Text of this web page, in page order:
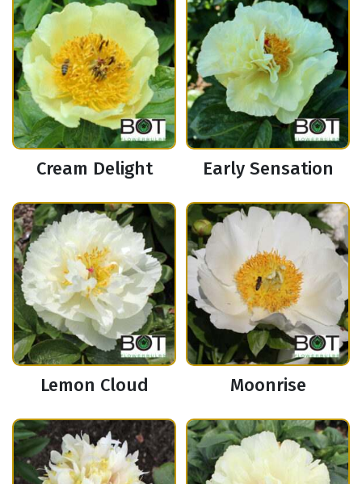
Cream Delight Early Sensation
Lemon Cloud Moonrise